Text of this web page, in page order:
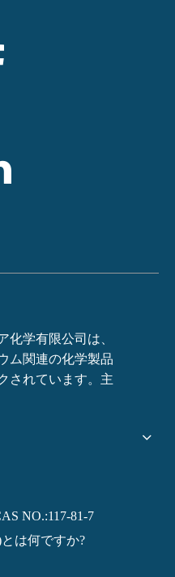
化学有限公司は、
ム関連の化学製品
されています。主
NO.:117-81-7
は何ですか?